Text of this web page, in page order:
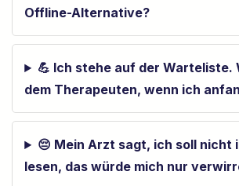
Offline-Alternative?
💪 Ich stehe auf der Warteliste.
dem Therapeuten, wenn ich
😔 Mein Arzt sagt, ich soll nicht
lesen, das würde mich nur